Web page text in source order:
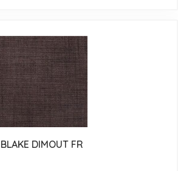
BLAKE DIMOUT FR